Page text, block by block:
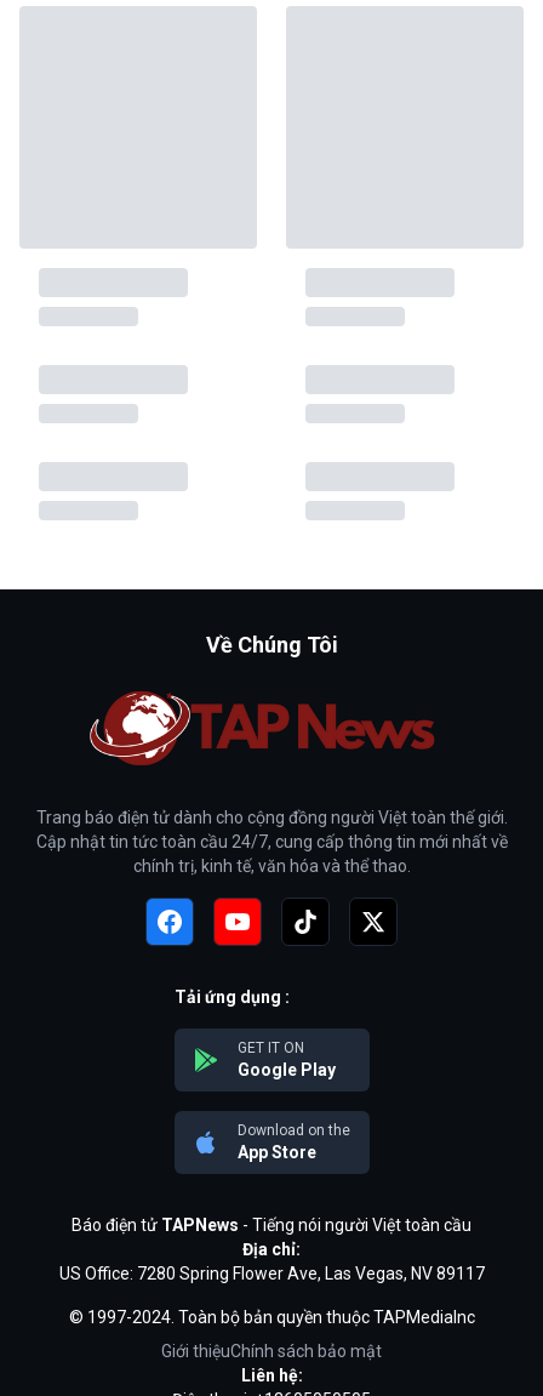
Về Chúng Tôi
Trang báo điện tử dành cho cộng đồng người Việt toàn thế giới.
Cập nhật tin tức toàn cầu 24/7, cung cấp thông tin mới nhất về
chính trị, kinh tế, văn hóa và thể thao.
Tải ứng dụng :
GET IT ON
Google Play
Download on the
App Store
Báo điện tử TAPNews - Tiếng nói người Việt toàn cầu
Địa chỉ:
US Office: 7280 Spring Flower Ave, Las Vegas, NV 89117
© 1997-2024. Toàn bộ bản quyền thuộc TAPMediaInc
Giới thiệuChính sách bảo mật
Liên hệ: